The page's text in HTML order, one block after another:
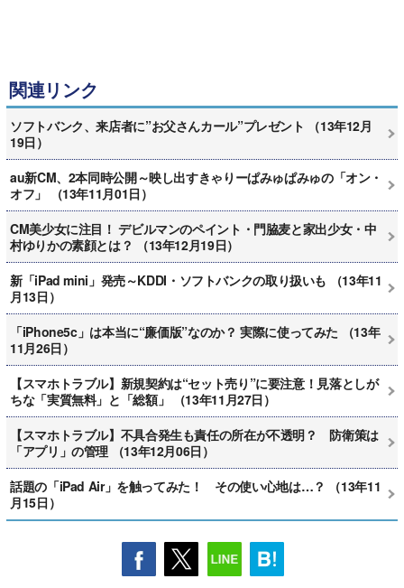
関連リンク
ソフトバンク、来店者に”お父さんカール”プレゼント （13年12月
19日）
au新CM、2本同時公開～映し出すきゃりーぱみゅぱみゅの「オン・
オフ」 （13年11月01日）
CM美少女に注目！ デビルマンのペイント・門脇麦と家出少女・中
村ゆりかの素顔とは？ （13年12月19日）
新「iPad mini」発売～KDDI・ソフトバンクの取り扱いも （13年11
月13日）
「iPhone5c」は本当に“廉価版”なのか？ 実際に使ってみた （13年
11月26日）
【スマホトラブル】新規契約は“セット売り”に要注意！見落としが
ちな「実質無料」と「総額」 （13年11月27日）
【スマホトラブル】不具合発生も責任の所在が不透明？ 防衛策は
「アプリ」の管理 （13年12月06日）
話題の「iPad Air」を触ってみた！ その使い心地は…？ （13年11
月15日）